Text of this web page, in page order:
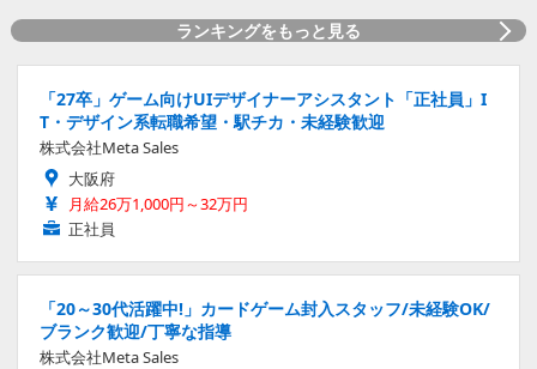
ランキングをもっと見る
「27卒」ゲーム向けUIデザイナーアシスタント「正社員」I
T・デザイン系転職希望・駅チカ・未経験歓迎
株式会社Meta Sales
大阪府
月給26万1,000円～32万円
正社員
「20～30代活躍中!」カードゲーム封入スタッフ/未経験OK/
ブランク歓迎/丁寧な指導
株式会社Meta Sales